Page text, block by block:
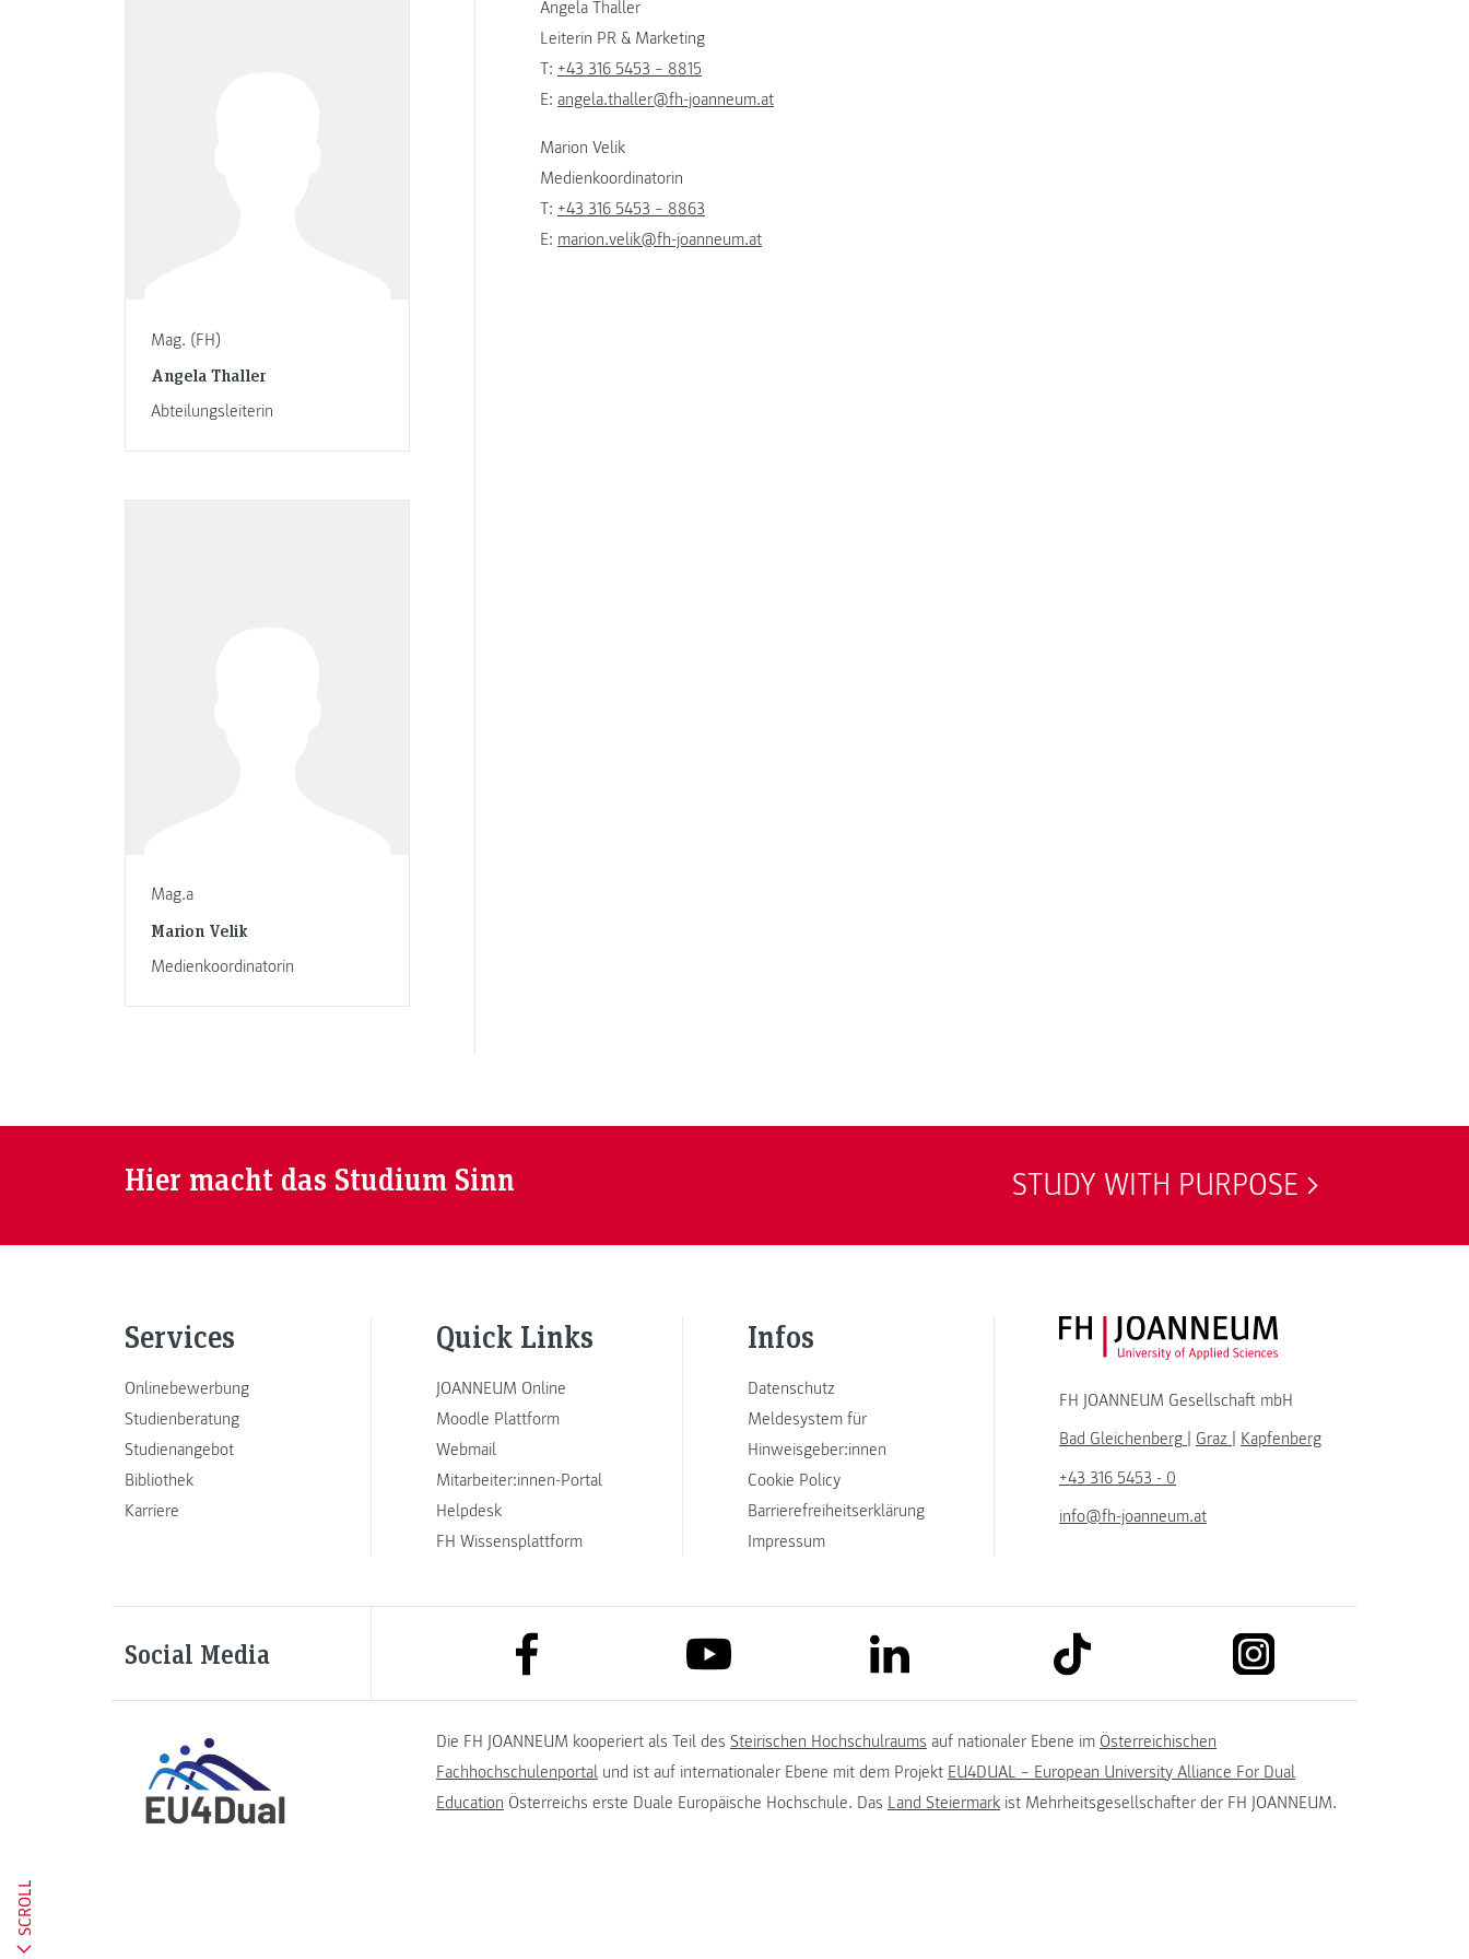
Mag. (FH)
Angela Thaller
Abteilungsleiterin
Mag.a
Marion Velik
Medienkoordinatorin
Angela Thaller
Leiterin PR & Marketing
T: +43 316 5453 – 8815
E: angela.thaller@fh-joanneum.at
Marion Velik
Medienkoordinatorin
T: +43 316 5453 – 8863
E: marion.velik@fh-joanneum.at
SCROLL
Hier macht das Studium Sinn STUDY WITH PURPOSE
Services
Onlinebewerbung
Studienberatung
Studienangebot
Bibliothek
Karriere
Quick Links
JOANNEUM Online
Moodle Plattform
Webmail
Mitarbeiter:innen-Portal
Helpdesk
FH Wissensplattform
Infos
Datenschutz
Meldesystem für
Hinweisgeber:innen
Cookie Policy
Barrierefreiheitserklärung
Impressum
FH JOANNEUM Logo
FH JOANNEUM Gesellschaft mbH
Bad Gleichenberg
Graz
Kapfenberg
+43 316 5453 - 0
info@fh-joanneum.at
Social Media link to facebook link to youtube link to linkedin link to tiktok link to instagram
Die FH JOANNEUM kooperiert als Teil des Steirischen Hochschulraums auf nationaler Ebene im Österreichischen
Fachhochschulenportal und ist auf internationaler Ebene mit dem Projekt EU4DUAL – European University Alliance For Dual
Education Österreichs erste Duale Europäische Hochschule. Das Land Steiermark ist Mehrheitsgesellschafter der FH JOANNEUM.